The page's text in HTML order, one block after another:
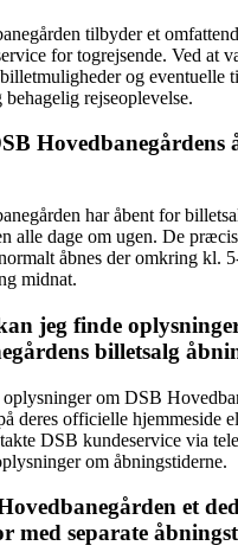
tilbyder et
for togrejsende. Ved at
og eventuelle
rejseoplevelse.
Hovedbanegårdens
har åbent for
alle dage om ugen. De
åbnes der omkring kl.
midnat.
jeg finde
billetsalg
om DSB
deres officielle hjemmeside
DSB kundeservice via
om åbningstiderne.
et
med separate